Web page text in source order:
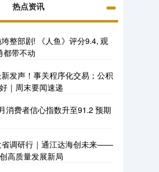
热点资讯
整部剧! 《人鱼》评分9.4, 观
都带不动
发声！事关程序化交易；公积
｜周末要闻速递
消费者信心指数升至91.2 预期
省调研行｜通江达海创未来——
高质量发展新局